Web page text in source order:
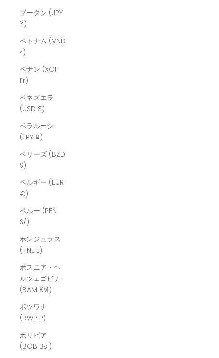
ブータン (JPY
¥)
ベトナム (VND
₫)
ベナン (XOF
Fr)
ベネズエラ
(USD $)
ベラルーシ
(JPY ¥)
ベリーズ (BZD
$)
ベルギー (EUR
€)
ペルー (PEN
S/)
ホンジュラス
(HNL L)
ボスニア・ヘ
ルツェゴビナ
(BAM КМ)
ボツワナ
(BWP P)
ボリビア
(BOB Bs.)